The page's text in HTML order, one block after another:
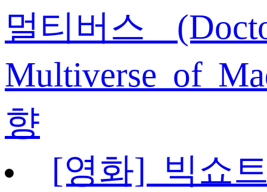
멀티버스
Multiverse of
향
[영화] 빅쇼